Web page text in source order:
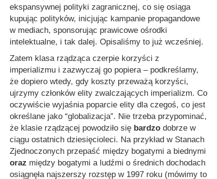
ekspansywnej polityki zagranicznej, co się osiąga
kupując polityków, inicjując kampanie propagandowe
w mediach, sponsorując prawicowe ośrodki
intelektualne, i tak dalej. Opisaliśmy to już wcześniej.
Zatem klasa rządząca czerpie korzyści z
imperializmu i zazwyczaj go popiera – podkreślamy,
że dopiero wtedy, gdy koszty przeważą korzyści,
ujrzymy członków elity zwalczających imperializm. Co
oczywiście wyjaśnia poparcie elity dla czegoś, co jest
określane jako “globalizacja”. Nie trzeba przypominać,
że klasie rządzącej powodziło się bardzo dobrze w
ciągu ostatnich dziesięcioleci. Na przykład w Stanach
Zjednoczonych przepaść między bogatymi a biednymi
oraz między bogatymi a ludźmi o średnich dochodach
osiągnęła najszerszy rozstęp w 1997 roku (mówimy to